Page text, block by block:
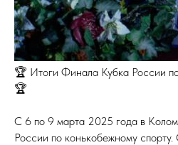
🏆 Итоги Финала Кубка России
🏆
С 6 по 9 марта 2025 года в
России по конькобежному